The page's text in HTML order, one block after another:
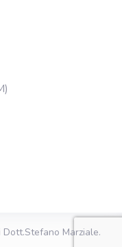
Marziale.